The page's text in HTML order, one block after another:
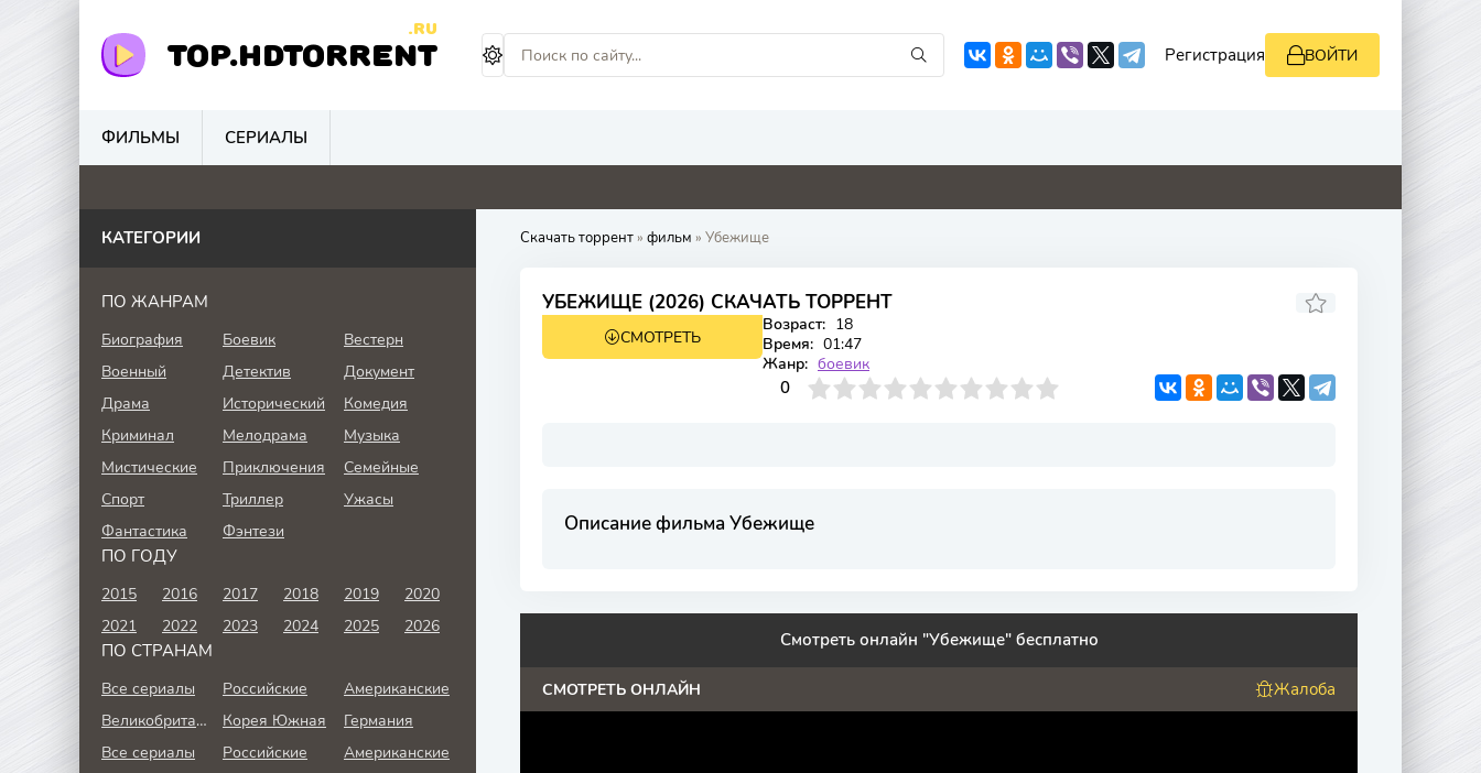
TOP.HDTORRENT
.RU
Регистрация ВОЙТИ
ФИЛЬМЫ СЕРИАЛЫ
0 0 4.1 0 4.8 0 0 0 0 4.8 8.8
Скачать торрент» фильм » Убежище
УБЕЖИЩЕ (2026) СКАЧАТЬ ТОРРЕНТ
СМОТРЕТЬ
Возраст: 18
Время: 01:47
Жанр: боевик
0
4 6 7 8 9 10
Описание фильма Убежище
Смотреть онлайн "Убежище" бесплатно
СМОТРЕТЬ ОНЛАЙН Жалоба
КАТЕГОРИИ
ПО ЖАНРАМ
Биография Боевик
Вестерн
Военный
Детектив
Документ
Драма
Исторический
Комедия
Криминал
Мелодрама
Музыка
Мистические
Приключения
Семейные
Спорт
Триллер
Ужасы
Фантастика
Фэнтези
ПО ГОДУ
2015 2016 2017 2018 2019
2020
2021
2022 2023 2024 2025 2026
ПО СТРАНАМ
Все сериалы Российские
Американские
Великобритания
Корея Южная
Германия
Все сериалы
Российские
Американские